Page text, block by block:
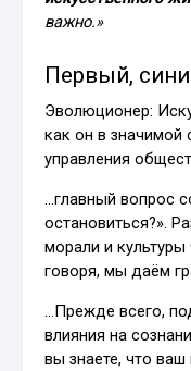
важно.»
Первый,
Эволюционер:
как он в значимой
управления
…главный вопрос
остановиться?».
морали и
говоря, мы даём
…Прежде всего,
влияния на
вы знаете, что